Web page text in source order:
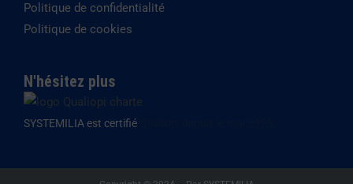
Politique de confidentialité
Politique de cookies
N'hésitez plus
SYSTEMILIA est certifié